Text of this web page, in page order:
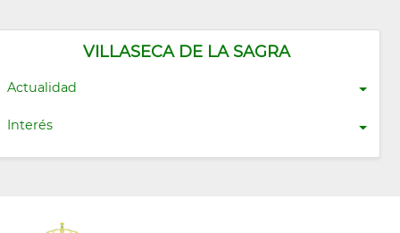
VILLASECA DE LA SAGRA
Actualidad
Interés